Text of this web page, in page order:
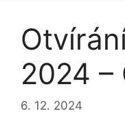
2024 –
6. 12. 2024